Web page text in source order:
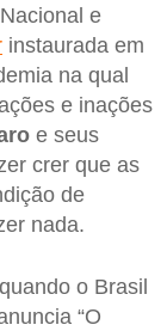
e
instaurada em
na qual
e inações
e seus
crer que as
de
nada.
o Brasil
“O